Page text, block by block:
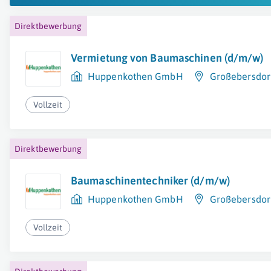
Direktbewerbung
Vermietung von Baumaschinen (d/m/w)
Huppenkothen GmbH
Vollzeit
Direktbewerbung
Baumaschinentechniker (d/m/w)
Huppenkothen GmbH
Vollzeit